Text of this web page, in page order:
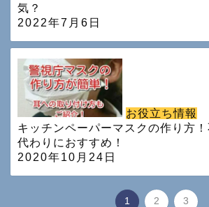
気？
2022年7月6日
お役立ち情報
キッチンペーパーマスクの作り方
代わりにおすすめ！
2020年10月24日
1 2 3